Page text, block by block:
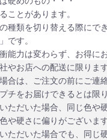
ことがあります。
種類を切り替える際にで
です。
能力は変わらず、お得に
やお店への配送に限ります
合は、ご注文の前にご連
チをお届けできるとは限り
ただいた場合、同じ色や
や硬さに偏りがございます
ただいた場合でも、同じ